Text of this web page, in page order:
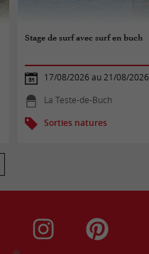
Stage de surf avec surf en buch
17/08/2026 au 21/08/2026
La Teste-de-Buch
Sorties natures